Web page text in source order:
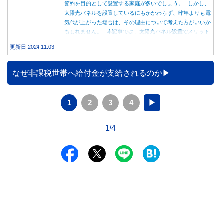
節約を目的として設置する家庭が多いでしょう。 しかし、
太陽光パネルを設置しているにもかかわらず、昨年よりも電
気代が上がった場合は、その理由について考えた方がいいか
もしれません。 本記事では、太陽光パネル設置でメリット
更新日:2024.11.03
なぜ非課税世帯へ給付金が支給されるのか
1 2 3 4 ▶
1/4